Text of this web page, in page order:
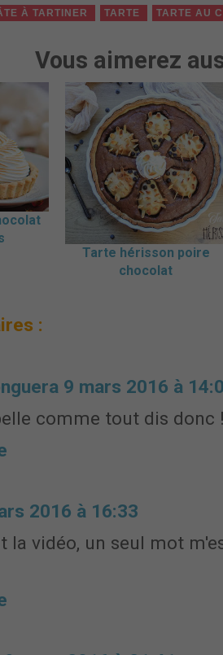
À TARTINER TARTE TARTE AU
Vous aimerez
Tarte hérisson poire
chocolat
:
9 mars 2016 à
comme tout dis donc
2016 à 16:33
la vidéo, un seul mot